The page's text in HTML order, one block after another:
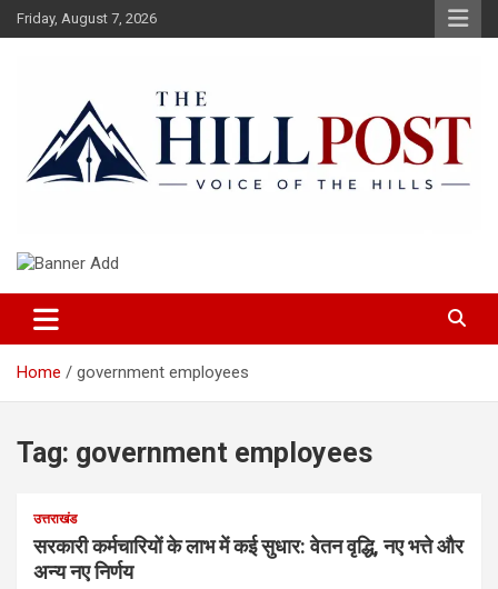
Skip
to
Friday, August 7, 2026
The Hillpost
Home government employees
Tag: government employees
उत्तराखंड
सरकारी कर्मचारियों के लाभ में कई सुधार: वेतन वृद्धि, नए भत्ते और
अन्य नए निर्णय